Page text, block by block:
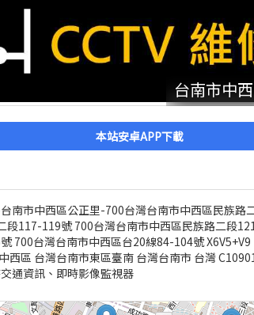
台南市中
本站安卓APP下載
南市中西區公正里-700台灣台南市中西區民族路
段117-119號 700台灣台南市中西區民族路二段
700台灣台南市中西區台20線84-104號
西區 台灣台南市東區臺南 台灣台南市 台灣
通資訊、即時影像監視器